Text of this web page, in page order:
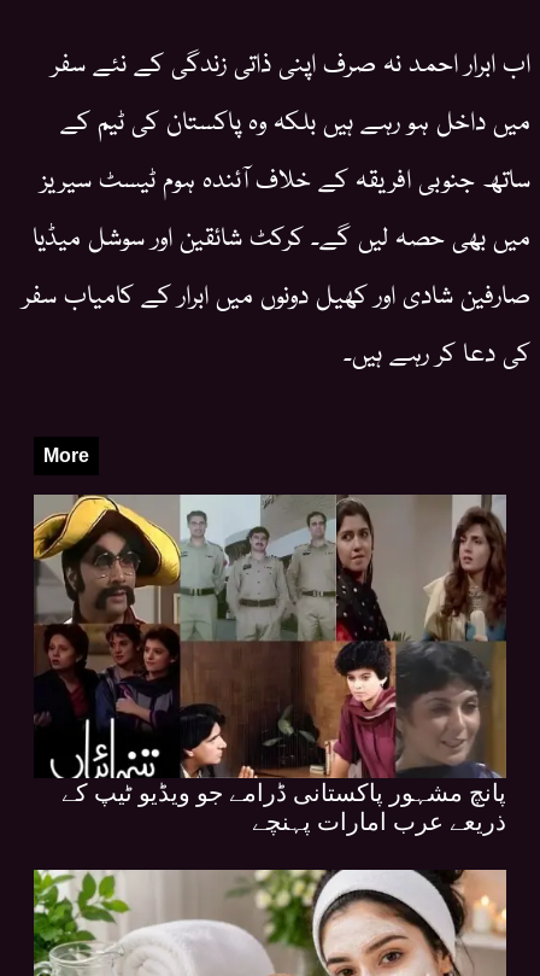
اب ابرار احمد نہ صرف اپنی ذاتی زندگی کے نئے سفر
میں داخل ہو رہے ہیں بلکہ وہ پاکستان کی ٹیم کے
ساتھ جنوبی افریقہ کے خلاف آئندہ ہوم ٹیسٹ سیریز
میں بھی حصہ لیں گے۔ کرکٹ شائقین اور سوشل میڈیا
صارفین شادی اور کھیل دونوں میں ابرار کے کامیاب سفر
کی دعا کر رہے ہیں۔
More
پانچ مشہور پاکستانی ڈرامے جو ویڈیو ٹیپ کے
ذریعے عرب امارات پہنچے